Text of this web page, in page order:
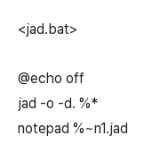
<jad.bat>
@echo off
jad -o -d. %*
notepad %~n1.jad